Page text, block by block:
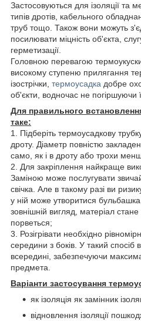
Застосовуються для ізоляції та
типів дротів, кабельного
труб тощо. Також вони можуть
посилювати міцність об'єкта,
герметизації.
Головною перевагою термоукуски
високому ступеню прилягання
ізострічки, термоусадка добре
об'єкти, водночас не погіршуючи
Для правильного
таке:
1. Підберіть термоусадкову
дроту. Діаметр повністю
само, як і в дроту або трохи
2. Для закріплення найкраще
Заміною може послугувати
свічка. Але в такому разі ви
у ній може утворитися
зовнішній вигляд, матеріал
порветься;
3. Розігрівати необхідно
середини з боків. У такий спосіб
всередині, забезпечуючи
предмета.
Варіанти застосування
як ізоляція як замінник
відновлення ізоляції